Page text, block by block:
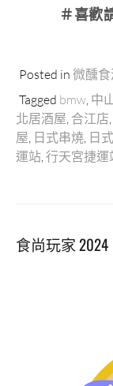
＃喜歡
Posted in 微醺食
Tagged bmw 中
北居酒屋 合江店
屋 日式串燒 日
運站 行天宮捷運
食尚玩家 2024